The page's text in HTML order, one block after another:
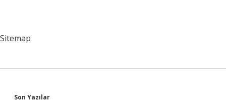
Sitemap
Son Yazılar